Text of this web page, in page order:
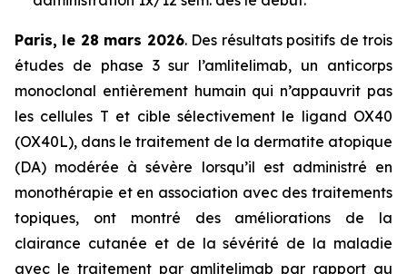
Paris, le 28 mars 2026. Des résultats positifs de trois
études de phase 3 sur l’amlitelimab, un anticorps
monoclonal entièrement humain qui n’appauvrit pas
les cellules T et cible sélectivement le ligand OX40
(OX40L), dans le traitement de la dermatite atopique
(DA) modérée à sévère lorsqu’il est administré en
monothérapie et en association avec des traitements
topiques, ont montré des améliorations de la
clairance cutanée et de la sévérité de la maladie
avec le traitement par amlitelimab par rapport au